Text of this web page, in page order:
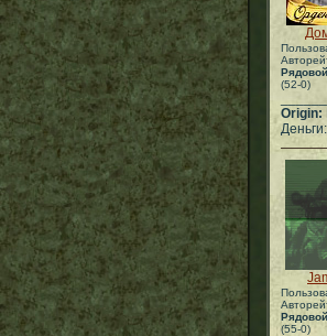
Рядовой
(52-0)
Origin:
Рядовой
(55-0)